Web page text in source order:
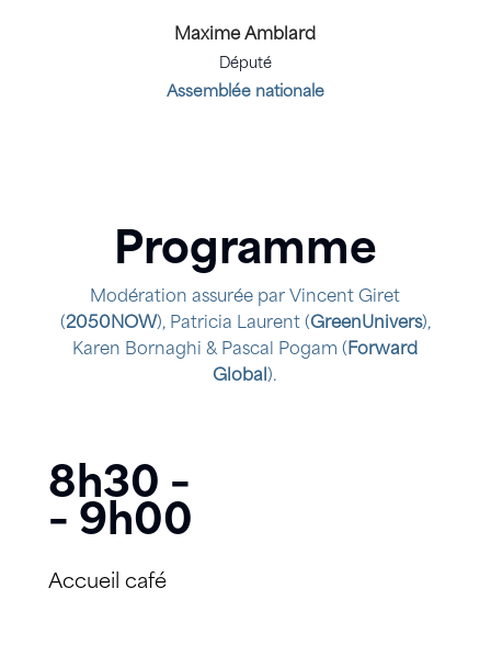
Maxime Amblard
Député
Assemblée nationale
Programme
Modération assurée par Vincent Giret
(2050NOW), Patricia Laurent (GreenUnivers),
Karen Bornaghi & Pascal Pogam (Forward
Global).
8h30 –
– 9h00
Accueil café